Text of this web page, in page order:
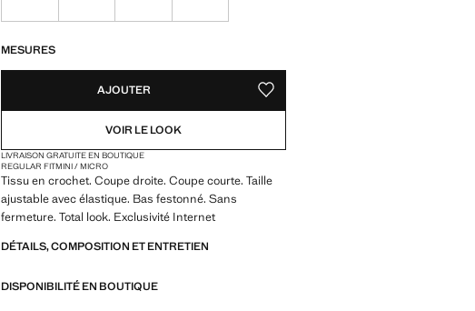
MESURES
AJOUTER AJOUTER AUX FAVORIS
VOIR LE LOOK
LIVRAISON GRATUITE EN BOUTIQUE
REGULAR FITMINI / MICRO
Tissu en crochet. Coupe droite. Coupe courte. Taille
ajustable avec élastique. Bas festonné. Sans
fermeture. Total look. Exclusivité Internet
DÉTAILS, COMPOSITION ET ENTRETIEN
DISPONIBILITÉ EN BOUTIQUE